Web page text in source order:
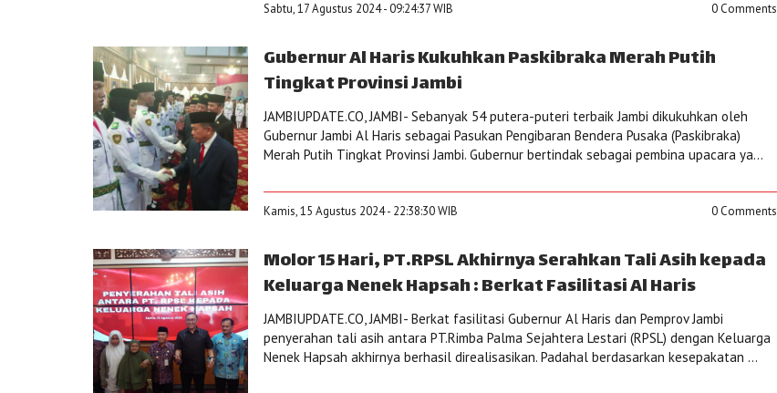
Sabtu, 17 Agustus 2024 - 09:24:37 WIB 0 Comments
Gubernur Al Haris Kukuhkan Paskibraka Merah Putih
Tingkat Provinsi Jambi
JAMBIUPDATE.CO, JAMBI- Sebanyak 54 putera-puteri terbaik Jambi dikukuhkan oleh
Gubernur Jambi Al Haris sebagai Pasukan Pengibaran Bendera Pusaka (Paskibraka)
Merah Putih Tingkat Provinsi Jambi. Gubernur bertindak sebagai pembina upacara ya...
Kamis, 15 Agustus 2024 - 22:38:30 WIB 0 Comments
Molor 15 Hari, PT.RPSL Akhirnya Serahkan Tali Asih kepada
Keluarga Nenek Hapsah : Berkat Fasilitasi Al Haris
JAMBIUPDATE.CO, JAMBI- Berkat fasilitasi Gubernur Al Haris dan Pemprov Jambi
penyerahan tali asih antara PT.Rimba Palma Sejahtera Lestari (RPSL) dengan Keluarga
Nenek Hapsah akhirnya berhasil direalisasikan. Padahal berdasarkan kesepakatan ...